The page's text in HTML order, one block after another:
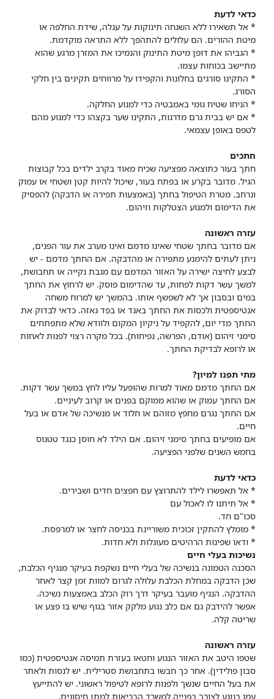
כדאי לדעת
* אל תשאירו ללא השגחה תינוקות על עגלה, שידת החלפה או
מיטת ההורים. הם עלולים להתהפך ללא התראה מוקדמת.
* הגביהו את דופן מיטת התינוק והנמיכו את המזרן מרגע שהוא
מתיישב בכוחות עצמו.
* התקינו סורגים בחלונות והקפידו על מרווחים תקינים בין חלקי
הסורג.
* הניחו שטיח גומי באמבטיה כדי למנוע החלקה.
* אם יש בבית גרם מדרגות, התקינו שער בקצהו כדי למנוע מהם
לטפס באופן עצמאי.
חתכים
חתך בעור כתוצאה מפציעה שכיח מאוד בקרב ילדים בכל קבוצות
הגיל. מדובר בקרע או בפתח בעור, שיכול להיות קטן ושטחי או עמוק
ונרחב. מטרת הטיפול בחתך (באמצעות תפירה או הדבקה) להפסיק
את הדימום ולמנוע הצטלקות וזיהום.
עזרה ראשונה
אם מדובר בחתך שטחי שאינו מדמם ואינו מערב את עור הפנים,
ניתן לעתים להימנע מתפירה או מהדבקה. אם החתך מדמם - יש
לבצע לחיצה ישירה על האזור המדמם עם מגבת נקייה או תחבושת,
למשך עשר דקות לפחות, עד שהדימום פוסק. יש לרחוץ את החתך
במים ובסבון אך לא לשפשף אותו. בהמשך יש למרוח משחה
אנטיספטית ולכסות את החתך באגד או בפד גאזה. כדאי לבדוק את
החתך מדי יום, להקפיד על ניקיון המקום ולוודא שלא מתפתחים
סימני זיהום (אודם, הפרשה, נפיחות). בכל מקרה רצוי לפנות לאחות
או לרופא לבדיקת החתך.
מתי תפנו למיון?
אם החתך מדמם מאוד למרות שהופעל עליו לחץ במשך עשר דקות.
אם החתך עמוק או שהוא ממוקם בפנים או קרוב לעיניים.
אם החתך נגרם מחפץ מזוהם או חלוד או מנשיכה של אדם או בעל
חיים.
אם מופיעים בחתך סימני זיהום. אם הילד לא חוסן כנגד טטנוס
בחמש השנים שלפני הפציעה.
כדאי לדעת
* אל תאפשרו לילד להתרוצץ עם חפצים חדים ושבירים.
* אל תיתנו לו לאכול עם
סכו"ם חד.
* מומלץ להתקין זכוכית משוריינת בכניסה לחצר או למרפסת.
* ודאו שפינות הרהיטים מעוגלות ולא חדות.
נשיכות בעלי חיים
הסכנה הטמונה בנשיכה של בעלי חיים נשקפת בעיקר מנגיף הכלבת,
שכן הדבקה במחלת הכלבת עלולה לגרום למוות זמן קצר לאחר
ההדבקה. הנגיף מועבר בעיקר דרך רוק הכלב באמצעות נשיכה.
אפשר להידבק גם אם כלב נגוע מלקק אזור בגוף שיש בו פצע או
שריטה קלה.
עזרה ראשונה
שטפו היטב את האזור הנגוע וחטאו בעזרת תמיסה אנטיספטית (כמו
סבון פולידין). אחר כך חבשו בתחבושת סטרילית. יש לנסות ולאתר
את בעל החיים שנשך ולפנות לרופא לטיפול ראשוני. יש להתייעץ
עמו בנוגע לצורך בפנייה למשרד הבריאות למתן חיסונים.